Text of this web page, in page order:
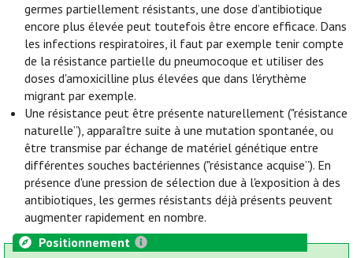
germes partiellement résistants, une dose d’antibiotique
encore plus élevée peut toutefois être encore efficace. Dans
les infections respiratoires, il faut par exemple tenir compte
de la résistance partielle du pneumocoque et utiliser des
doses d'amoxicilline plus élevées que dans l'érythème
migrant par exemple.
Une résistance peut être présente naturellement ("résistance
naturelle”), apparaître suite à une mutation spontanée, ou
être transmise par échange de matériel génétique entre
différentes souches bactériennes ("résistance acquise”). En
présence d'une pression de sélection due à l'exposition à des
antibiotiques, les germes résistants déjà présents peuvent
augmenter rapidement en nombre.
Positionnement